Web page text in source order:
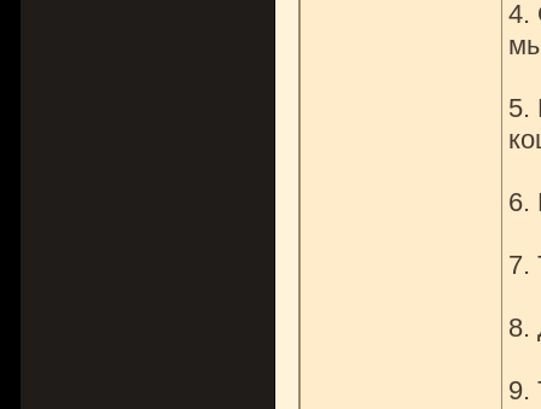
4.
5.
6.
7.
8.
9.